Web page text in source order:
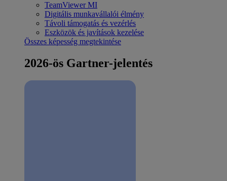
TeamViewer MI
Digitális munkavállalói élmény
Távoli támogatás és vezérlés
Eszközök és javítások kezelése
Összes képesség megtekintése
2026-ös Gartner-jelentés